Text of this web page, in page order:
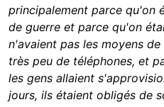
principalement parce qu'on
de guerre et parce qu'on
n'avaient pas les moyens
très peu de téléphones, et
les gens allaient
jours, ils étaient obligés de